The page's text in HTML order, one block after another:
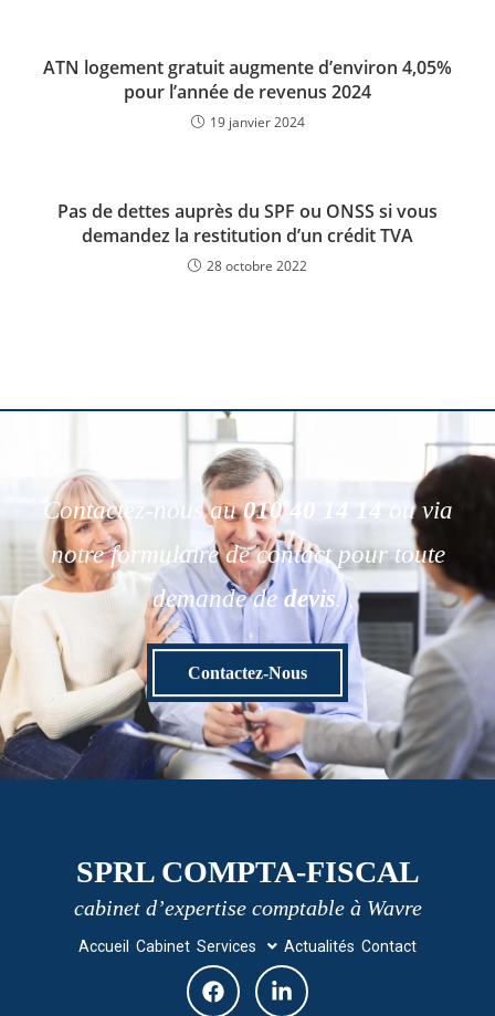
ATN logement gratuit augmente d’environ 4,05%
pour l’année de revenus 2024
19 janvier 2024
Pas de dettes auprès du SPF ou ONSS si vous
demandez la restitution d’un crédit TVA
28 octobre 2022
Contactez-nous au010 40 14 14
ou via
notre formulaire de contact pour toute
demande de devis.
Contactez-Nous
SPRL COMPTA-FISCAL
cabinet d’expertise comptable à Wavre
Accueil Cabinet Services Actualités Contact